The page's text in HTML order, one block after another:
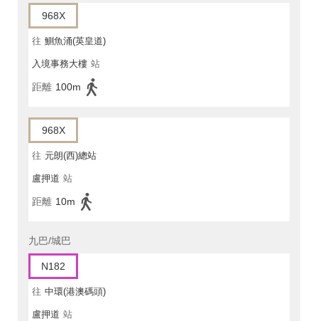
968X
往 鰂魚涌(英皇道)
入境事務大樓 站
距離 100m
968X
往 元朗(西)總站
盧押道 站
距離 10m
九巴/城巴
N182
往 中環(港澳碼頭)
盧押道 站